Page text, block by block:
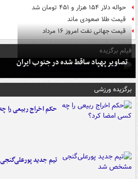
حواله دلار ۱۵۴ هزار و ۴۵۱ تومان شد
قیمت طلا صعودی ماند
قیمت جهانی نفت امروز ۱۶ مرداد
فیلم برگزیده
تصاویر پهپاد ساقط شده در جنوب ایران
برگزیده ورزشی
حکم اخراج ربیعی را
تیم جدید